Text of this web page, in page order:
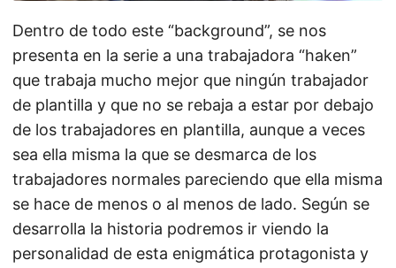
Dentro de todo este “background”, se nos
presenta en la serie a una trabajadora “haken”
que trabaja mucho mejor que ningún trabajador
de plantilla y que no se rebaja a estar por debajo
de los trabajadores en plantilla, aunque a veces
sea ella misma la que se desmarca de los
trabajadores normales pareciendo que ella misma
se hace de menos o al menos de lado. Según se
desarrolla la historia podremos ir viendo la
personalidad de esta enigmática protagonista y